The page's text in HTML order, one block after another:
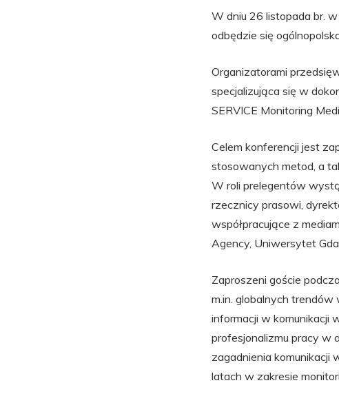
W dniu 26 listopada br.
odbędzie się
Organizatorami
specjalizująca się w
SERVICE Monitoring
Celem konferencji jest
stosowanych metod, a
W roli prelegentów
rzecznicy prasowi,
współpracujące z
Agency, Uniwersytet
Zaproszeni goście
m.in. globalnych
informacji w komunikacji
profesjonalizmu pracy w
zagadnienia komunikacji
latach w zakresie